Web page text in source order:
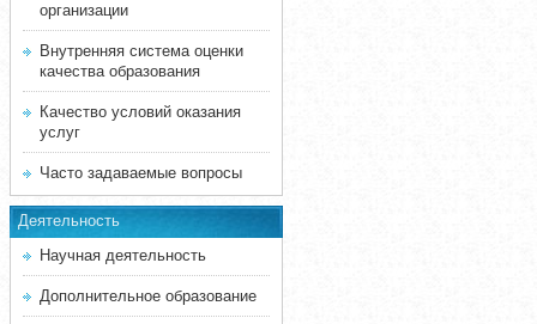
организации
Внутренняя система оценки
качества образования
Качество условий оказания
услуг
Часто задаваемые вопросы
Деятельность
Научная деятельность
Дополнительное образование